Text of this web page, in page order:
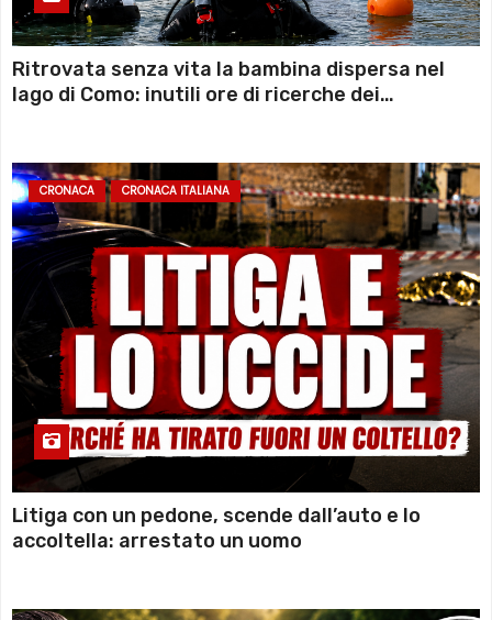
Ritrovata senza vita la bambina dispersa nel
lago di Como: inutili ore di ricerche dei
CRONACA CRONACA ITALIANA
Litiga con un pedone, scende dall’auto e lo
accoltella: arrestato un uomo